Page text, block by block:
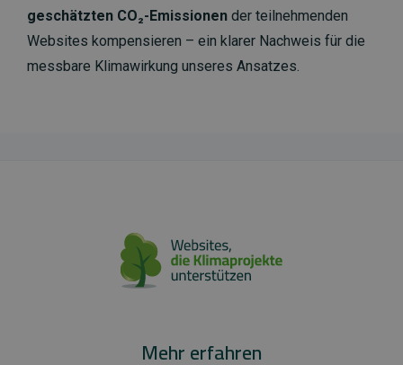
geschätzten CO₂-Emissionen der teilnehmenden
Websites kompensieren – ein klarer Nachweis für die
messbare Klimawirkung unseres Ansatzes.
Mehr erfahren